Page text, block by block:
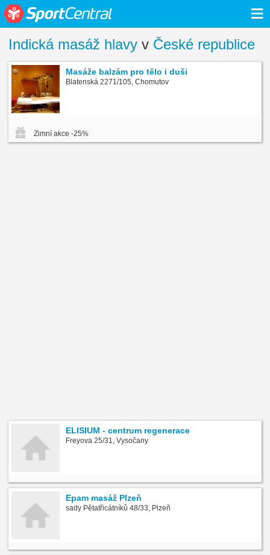
≡
Indická masáž hlavy v České republice
Masáže balzám pro tělo i duši
Blatenská 2271/105, Chomutov
Zimní akce -25%
ELISIUM - centrum regenerace
Freyova 25/31, Vysočany
Epam masáž Plzeň
sady Pětatřicátníků 48/33, Plzeň